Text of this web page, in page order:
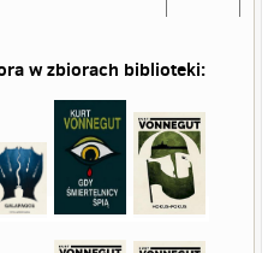
w zbiorach biblioteki: